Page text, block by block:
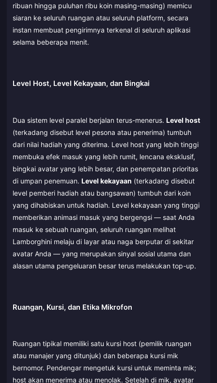
ribuan hingga puluhan ribu koin masing-masing) memicu
siaran ke seluruh ruangan atau seluruh platform, secara
instan membuat pengirimnya terkenal di seluruh aplikasi
selama beberapa menit.
Level Host, Level Kekayaan, dan Bingkai
Dua sistem level paralel berjalan terus-menerus. Level host
(terkadang disebut level pesona atau penerima) tumbuh
dari nilai hadiah yang diterima. Level host yang lebih tinggi
membuka efek masuk yang lebih rumit, lencana eksklusif,
bingkai avatar yang lebih besar, dan penempatan prioritas
di umpan penemuan. Level kekayaan (terkadang disebut
level pemberi hadiah atau bangsawan) tumbuh dari koin
yang dihabiskan untuk hadiah. Level kekayaan yang tinggi
memberikan animasi masuk yang bergengsi — saat Anda
masuk ke sebuah ruangan, seluruh ruangan melihat
Lamborghini melaju di layar atau naga berputar di sekitar
avatar Anda — yang merupakan sinyal sosial utama dan
alasan utama pengeluaran besar terus melakukan top-up.
Ruangan, Kursi, dan Etika Mikrofon
Ruangan tipikal memiliki satu kursi host (pemilik ruangan
atau manajer yang ditunjuk) dan beberapa kursi mik
bernomor. Pendengar mengetuk kursi untuk meminta mik;
host akan menerima atau menolak. Setelah di mik, avatar